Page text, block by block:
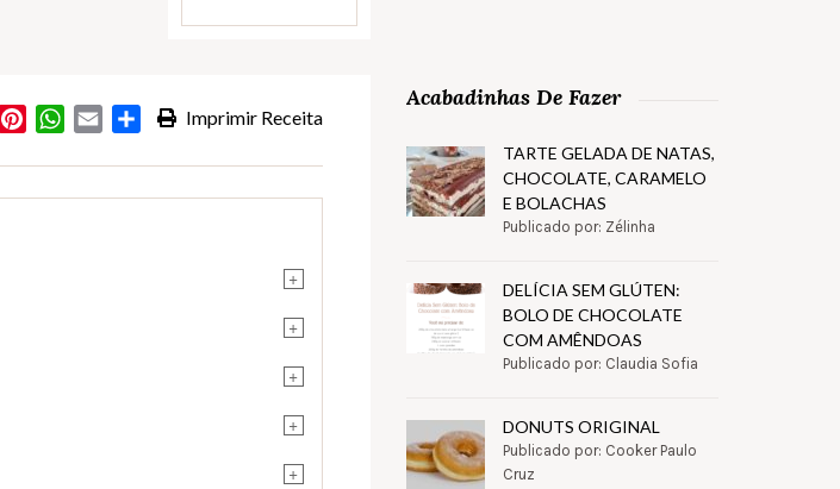
Imprimir Receita
FacebookPinterestWhatsApp
Email Partilhar
+
+
+
+
+
Acabadinhas De Fazer
TARTE GELADA DE NATAS,
CHOCOLATE, CARAMELO
E BOLACHAS
Publicado por: Zélinha
DELÍCIA SEM GLÚTEN:
BOLO DE CHOCOLATE
COM AMÊNDOAS
Publicado por: Claudia Sofia
DONUTS ORIGINAL
Publicado por: Cooker Paulo
Cruz